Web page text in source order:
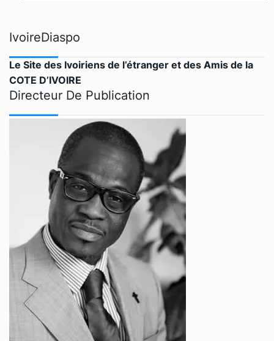
IvoireDiaspo
Le Site des Ivoiriens de l’étranger et des Amis de la
COTE D’IVOIRE
Directeur De Publication